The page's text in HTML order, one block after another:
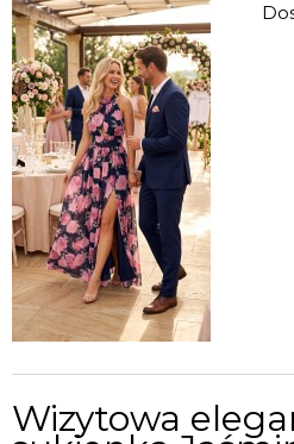
Wizytowa